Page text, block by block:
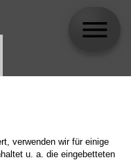
verwenden wir für einige
u. a. die eingebetteten